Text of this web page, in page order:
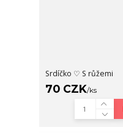
Srdíčko ♡ S růžemi
70 CZK/ks